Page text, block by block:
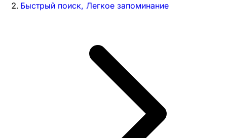
Быстрый поиск, Легкое запоминание